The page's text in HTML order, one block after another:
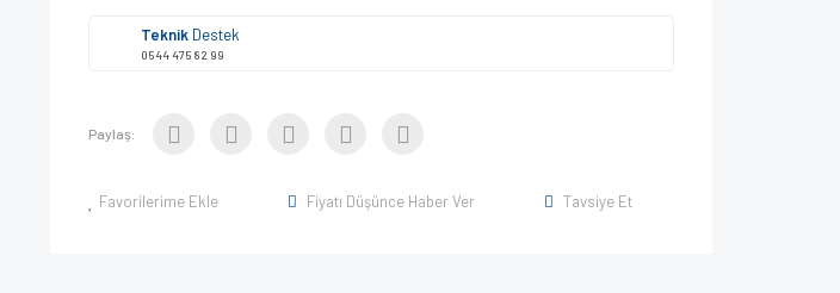
Teknik Destek
0544 475 82 99
Paylaş:
Favorilerime Ekle Fiyatı Düşünce Haber Ver Tavsiye Et